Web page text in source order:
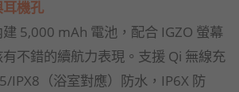
機孔
5,000 mAh 電池，配合 IGZO 螢幕
不錯的續航力表現。支援 Qi 無線充
IPX8（浴室對應）防水，IP6X 防